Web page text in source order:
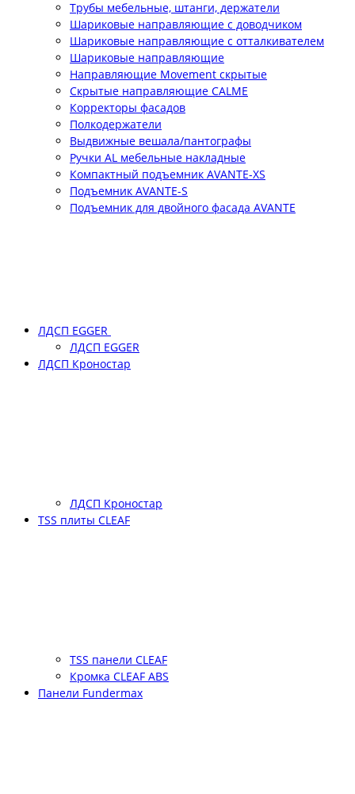
Трубы мебельные, штанги, держатели
Шариковые направляющие с доводчиком
Шариковые направляющие с отталкивателем
Шариковые направляющие
Направляющие Movement скрытые
Скрытые направляющие CALME
Корректоры фасадов
Полкодержатели
Выдвижные вешала/пантографы
Ручки AL мебельные накладные
Компактный подъемник АVANTE-XS
Подъемник АVANTE-S
Подъемник для двойного фасада АVANTE
ЛДСП EGGER
ЛДСП EGGER
ЛДСП Кроностар
ЛДСП Кроностар
TSS плиты CLEAF
TSS панели CLEAF
Кромка CLEAF ABS
Панели Fundermax